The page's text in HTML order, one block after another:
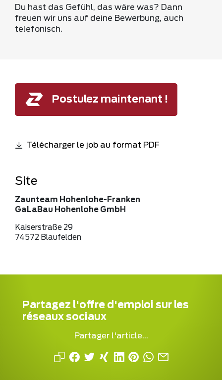
Du hast das Gefühl, das wäre was? Dann
freuen wir uns auf deine Bewerbung, auch
telefonisch.
Postulez maintenant !
Télécharger le job au format PDF
Site
Zaunteam Hohenlohe-Franken
GaLaBau Hohenlohe GmbH
Kaiserstraße 29
74572 Blaufelden
Partagez l'offre d'emploi sur les
réseaux sociaux
Partager l'article...